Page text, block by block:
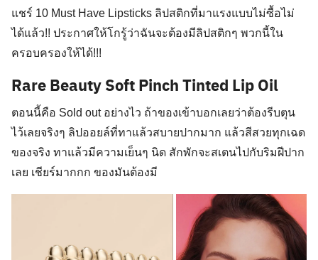
แชร์ 10 Must Have Lipsticks ลิปสติกที่มาแรงแบบไม่ซื้อไม่
ได้แล้ว!! ประกาศให้โกรู้ว่าฉันจะต้องมีลิปสติกๆ พวกนี้ใน
ครอบครองให้ได้!!!
Rare Beauty Soft Pinch Tinted Lip Oil
ตอนนี้คือ Sold out อย่างไว ถ้าของเข้าบอกเลยว่าต้องรีบตุน
ไว้เลยจริงๆ ลิปออยล์ที่ทาแล้วสบายปากมาก แล้วสีสวยทุกเฉด
ของจริง ทาแล้วมีความเย็นๆ นิด สักพักจะสเตนไปกับริมฝีปาก
เลย เชียร์มากกก ของมันต้องมี